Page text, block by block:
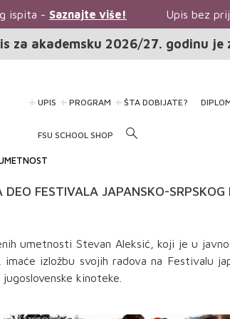
ispita - Saznajte više! Upis bez
za akademsku 2026/27. godinu je
UPIS PROGRAM ŠTA DOBIJATE?
FSU SCHOOL SHOP
FESTIVALA JAPANSKO-SRPSKOG
umetnosti Stevan Aleksić, koji je u
izložbu svojih radova na Festivalu
kinoteke.